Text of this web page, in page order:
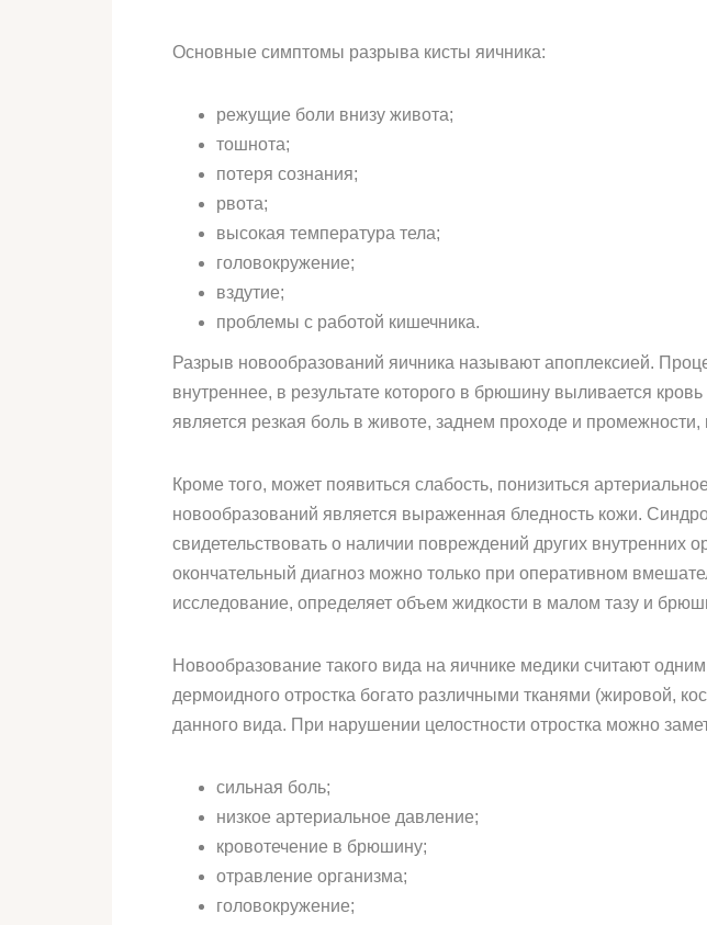
Основные симптомы разрыва кисты яичника:
режущие боли внизу живота;
тошнота;
потеря сознания;
рвота;
высокая температура тела;
головокружение;
вздутие;
проблемы с работой кишечника.
Разрыв новообразований яичника называют апоплексией.
внутреннее, в результате которого в брюшину выливается
является резкая боль в животе, заднем проходе и
Кроме того, может появиться слабость, понизиться
новообразований является выраженная бледность кожи.
свидетельствовать о наличии повреждений других внутренних
окончательный диагноз можно только при оперативном
исследование, определяет объем жидкости в малом тазу и
Новообразование такого вида на яичнике медики считают
дермоидного отростка богато различными тканями (жировой,
данного вида. При нарушении целостности отростка можно
сильная боль;
низкое артериальное давление;
кровотечение в брюшину;
отравление организма;
головокружение;